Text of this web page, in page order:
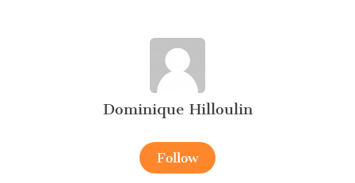
Dominique Hilloulin
Follow